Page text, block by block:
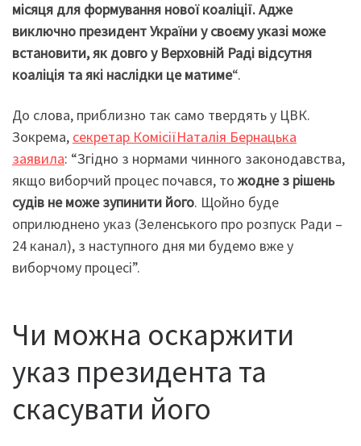
місяця для формування нової коаліції. Адже
виключно президент України у своєму указі може
встановити, як довго у Верховній Раді відсутня
коаліція та які наслідки це матиме“.
До слова, приблизно так само твердять у ЦВК.
Зокрема, секретар КомісіїНаталія Бернацька
заявила: “Згідно з нормами чинного законодавства,
якщо виборчий процес почався, тожодне з рішень
судів не може зупинити його. Щойно буде
оприлюднено указ (Зеленського про розпуск Ради –
24 канал), з наступного дня ми будемо вже у
виборчому процесі”.
Чи можна оскаржити
указ президента та
скасувати його